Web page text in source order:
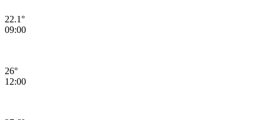
22.1°
09:00
26°
12:00